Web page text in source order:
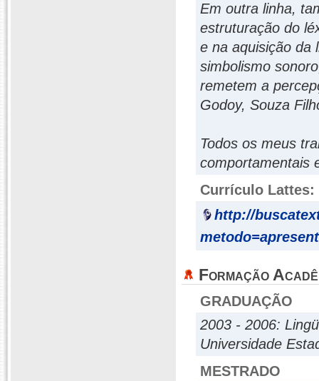
Em outra linha,
estruturação do
e na aquisição da
simbolismo
remetem a
Godoy, Souza
Todos os meus
comportamentais
Currículo Lattes:
http://
Formação
GRADUAÇÃO
2003 - 2006:
Universidade
MESTRADO